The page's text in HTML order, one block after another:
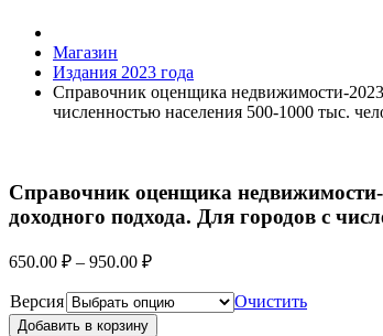
Магазин
Издания 2023 года
Справочник оценщика недвижимости-
численностью населения 500-1000 тыс.
Справочник оценщика
доходного подхода. Для городов с
650.00 ₽ – 950.00 ₽
Версия Очистить
Добавить в корзину